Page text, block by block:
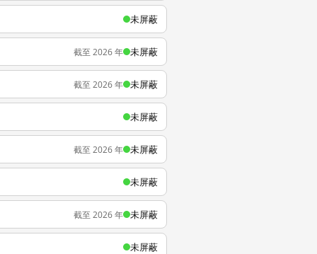
未屏蔽
截至 2026 年 未屏蔽
截至 2026 年 未屏蔽
未屏蔽
截至 2026 年 未屏蔽
未屏蔽
截至 2026 年 未屏蔽
未屏蔽